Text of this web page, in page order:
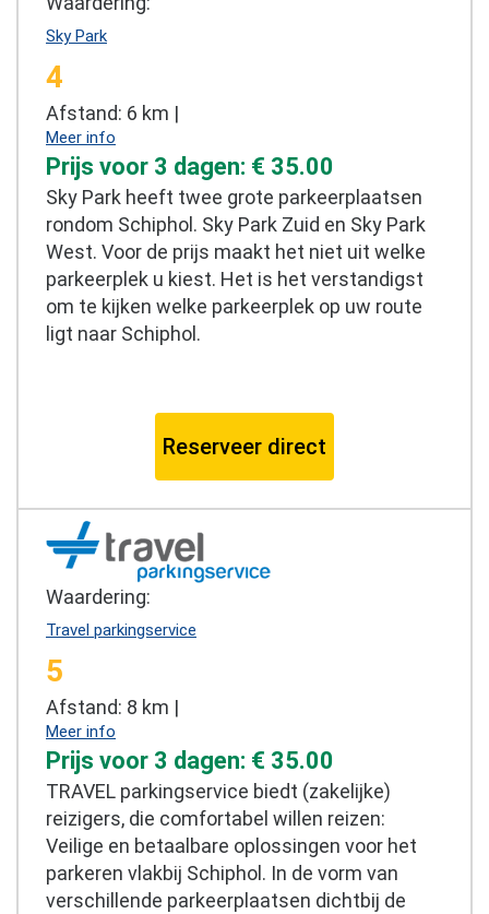
Sky Park
4
Afstand: 6 km |
Meer info
Prijs voor 3 dagen: € 35.00
Sky Park heeft twee grote parkeerplaatsen
rondom Schiphol. Sky Park Zuid en Sky Park
West. Voor de prijs maakt het niet uit welke
parkeerplek u kiest. Het is het verstandigst
om te kijken welke parkeerplek op uw route
ligt naar Schiphol.
Reserveer direct
Waardering:
Travel parkingservice
5
Afstand: 8 km |
Meer info
Prijs voor 3 dagen: € 35.00
TRAVEL parkingservice biedt (zakelijke)
reizigers, die comfortabel willen reizen:
Veilige en betaalbare oplossingen voor het
parkeren vlakbij Schiphol. In de vorm van
verschillende parkeerplaatsen dichtbij de